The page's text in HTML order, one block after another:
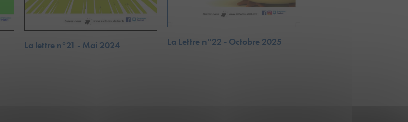
La lettre n°21 - Mai 2024 La Lettre n°22 - Octobre 2025